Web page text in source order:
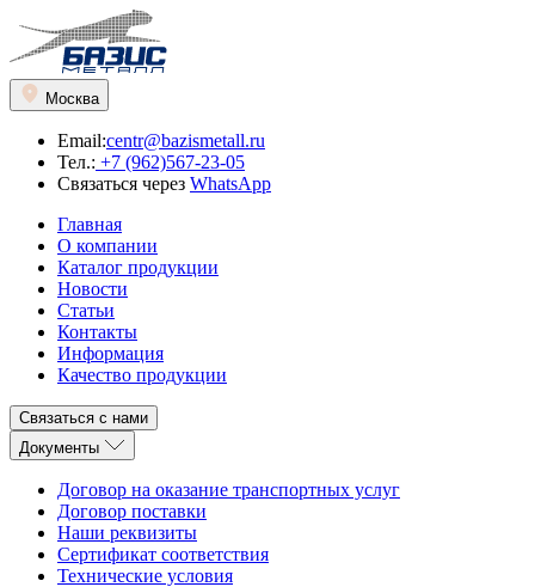
Москва
Email:centr@bazismetall.ru
Тел.: +7 (962)567-23-05
Связаться через WhatsApp
Главная
О компании
Каталог продукции
Новости
Статьи
Контакты
Информация
Качество продукции
Связаться с нами
Документы
Договор на оказание транспортных услуг
Договор поставки
Наши реквизиты
Сертификат соответствия
Технические условия